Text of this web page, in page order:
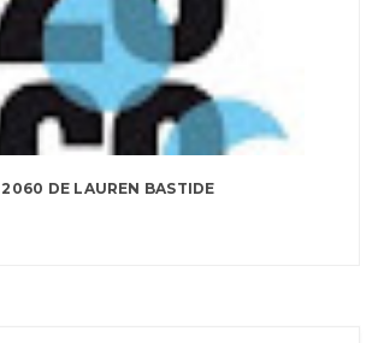
2060 DE LAUREN BASTIDE